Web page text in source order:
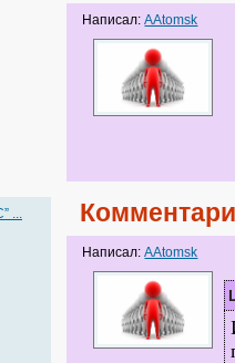
...
Написал:AAtomsk
Написал:AAtomsk